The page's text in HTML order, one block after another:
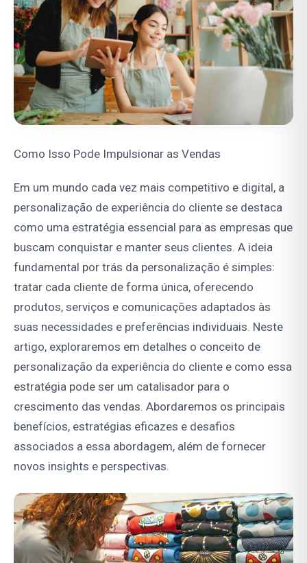
Como Isso Pode Impulsionar as Vendas
Em um mundo cada vez mais competitivo e digital, a
personalização de experiência do cliente se destaca
como uma estratégia essencial para as empresas que
buscam conquistar e manter seus clientes. A ideia
fundamental por trás da personalização é simples:
tratar cada cliente de forma única, oferecendo
produtos, serviços e comunicações adaptados às
suas necessidades e preferências individuais. Neste
artigo, exploraremos em detalhes o conceito de
personalização da experiência do cliente e como essa
estratégia pode ser um catalisador para o
crescimento das vendas. Abordaremos os principais
benefícios, estratégias eficazes e desafios
associados a essa abordagem, além de fornecer
novos insights e perspectivas.